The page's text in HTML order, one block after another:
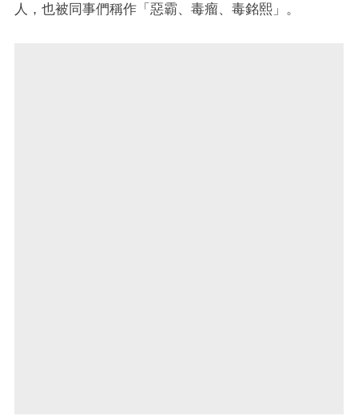
人，也被同事們稱作「惡霸、毒瘤、毒銘熙」。